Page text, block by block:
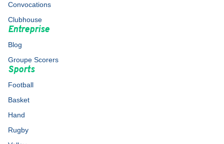
Convocations
Clubhouse
Entreprise
Blog
Groupe Scorers
Sports
Football
Basket
Hand
Rugby